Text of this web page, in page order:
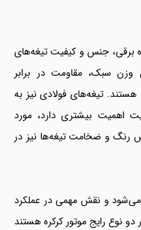
برقی، جنس و کیفیت تیغه‌های
سبک، مقاومت در برابر
تیغه‌های فولادی نیز به
اهمیت بیشتری دارد، مورد
رنگ و ضخامت تیغه‌ها نیز در
و نقش مهمی در عملکرد
دو نوع رایج موتور کرکره هستند